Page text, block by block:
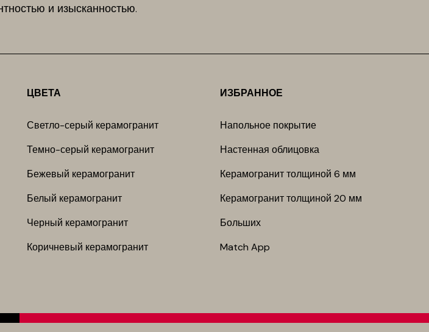
и изысканностью.
ЦВЕТА
Светло-серый керамогранит
Темно-серый керамогранит
Бежевый керамогранит
Белый керамогранит
Черный керамогранит
Коричневый керамогранит
ИЗБРАННОЕ
Напольное покрытие
Настенная облицовка
Керамогранит толщиной 6 мм
Керамогранит толщиной 20 мм
Больших
Match App